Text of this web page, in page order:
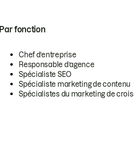
Par fonction
Chef d’entreprise
Responsable d’agence
Spécialiste SEO
Spécialiste marketing de contenu
Spécialistes du marketing de